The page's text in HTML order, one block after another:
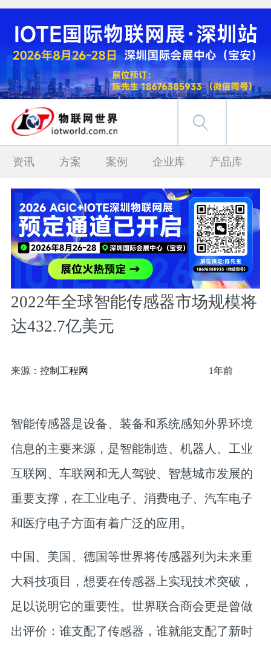
资讯 方案 案例 企业库 产品库
2022年全球智能传感器市场规模将
达432.7亿美元
来源： 控制工程网 1年前
智能传感器是设备、装备和系统感知外界环境
信息的主要来源，是智能制造、机器人、工业
互联网、车联网和无人驾驶、智慧城市发展的
重要支撑，在工业电子、消费电子、汽车电子
和医疗电子方面有着广泛的应用。
中国、美国、德国等世界将传感器列为未来重
大科技项目，想要在传感器上实现技术突破，
足以说明它的重要性。世界联合商会更是曾做
出评价：谁支配了传感器，谁就能支配了新时